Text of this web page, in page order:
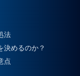
法
決めるのか？
点